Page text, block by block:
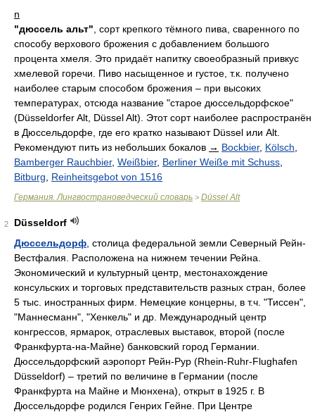
n
"дюссель альт" , сорт крепкого тёмного пива, сваренного по
способу верхового брожения с добавлением большого
процента хмеля. Это придаёт напитку своеобразный привкус
хмелевой горечи. Пиво насыщенное и густое, т.к. получено
наиболее старым способом брожения – при высоких
температурах, отсюда название "старое дюссельдорфское"
(Düsseldorfer Alt, Düssel Alt). Этот сорт наиболее распространён
в Дюссельдорфе, где его кратко называют Düssel или Alt.
Рекомендуют пить из небольших бокалов → Bockbier, Kölsch
Bamberger Rauchbier, Weißbier, Berliner Weiße mit Schuss
Bitburg
Reinheitsgebot von 1516
Германия. Лингвострановедческий словарь > Düssel Alt
2
Düsseldorf
Дюссельдорф , столица федеральной земли Северный Рейн-
Вестфалия. Расположена на нижнем течении Рейна.
Экономический и культурный центр, местонахождение
консульских и торговых представительств разных стран, более
5 тыс. иностранных фирм. Немецкие концерны, в т.ч. "Тиссен",
"Маннесманн", "Хенкель" и др. Международный центр
конгрессов, ярмарок, отраслевых выставок, второй (после
Франкфурта-на-Майне) банковский город Германии.
Дюссельдорфский аэропорт Рейн-Рур (Rhein-Ruhr-Flughafen
Düsseldorf) – третий по величине в Германии (после
Франкфурта на Майне и Мюнхена), открыт в 1925 г. В
Дюссельдорфе родился Генрих Гейне. При Центре